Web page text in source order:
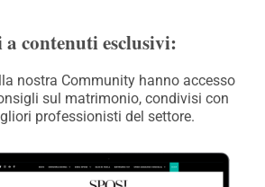
a contenuti esclusivi:
nostra Community hanno accesso
sul matrimonio, condivisi con
professionisti del settore.